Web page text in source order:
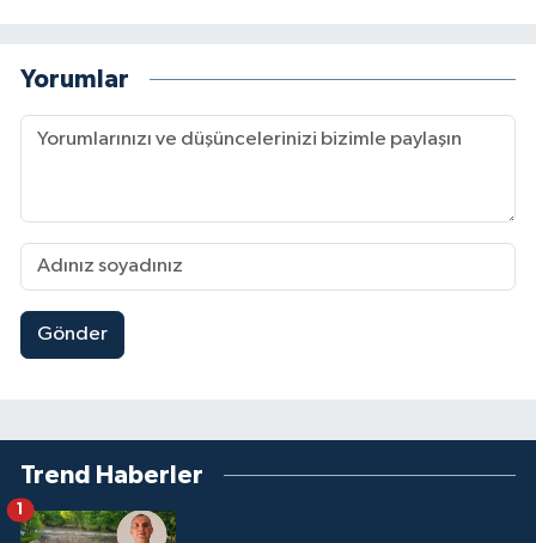
Yorumlar
Gönder
Trend Haberler
1